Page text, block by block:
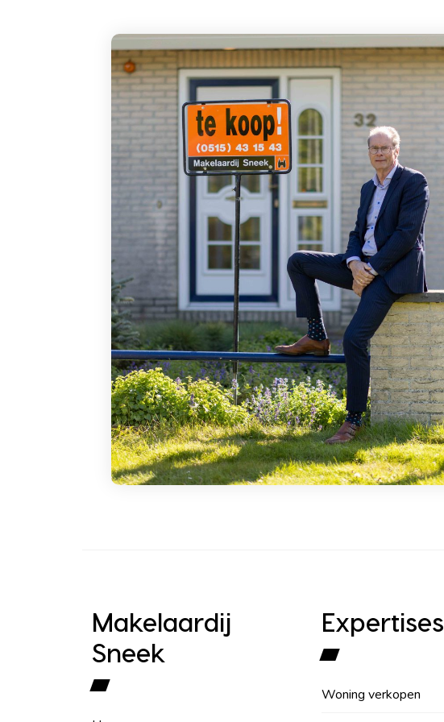
Makelaardij
Sneek
Expertises
Woning verkopen